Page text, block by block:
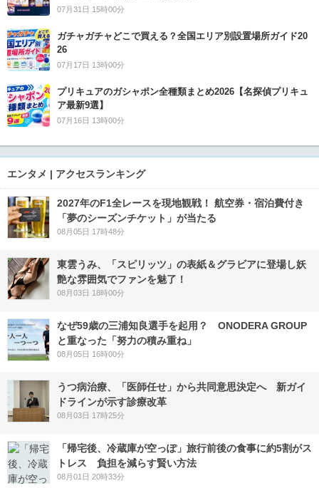
07月31日 15時00分
ガチャガチャどこで買える？全国エリア別設置場所ガイド20
26
07月17日 13時00分
プリキュアのガシャポン全種類まとめ2026【名探偵プリキュ
ア最新9選】
07月16日 13時00分
エンタメ | アクセスランキング
2027年のF1全レースを現地観戦！ 航空券・宿泊費付き
「夢のシーズンチケット」が当たる
08月05日 17時48分
東雲うみ、「スピリッツ」の表紙＆グラビアに登場し妖
艶な雰囲気でファンを魅了！
08月03日 18時00分
なぜ59歳の三浦知良選手を起用？ ONODERA GROUP
と重なった「努力の積み重ね」
08月05日 16時00分
うつ病治療、「医師任せ」から共同意思決定へ 新ガイ
ドラインが示す診療改革
08月03日 17時25分
「帰宅後、冷蔵庫が空っぽ」旅行前後の食事に約5割がス
トレス 負担を減らす賢い方法
08月01日 20時33分